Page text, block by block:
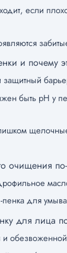
если
и почему
защитный
быть pH у
очищения
для
для лица
и